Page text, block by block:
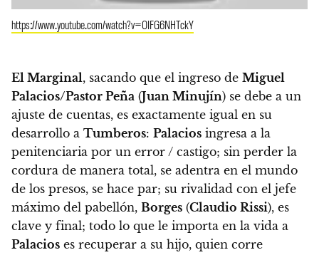
https://www.youtube.com/watch?v=OIFG6NHTckY
El Marginal, sacando que el ingreso de Miguel
Palacios/Pastor Peña (Juan Minujín) se debe a un
ajuste de cuentas, es exactamente igual en su
desarrollo a Tumberos: Palacios ingresa a la
penitenciaria por un error / castigo; sin perder la
cordura de manera total, se adentra en el mundo
de los presos, se hace par; su rivalidad con el jefe
máximo del pabellón, Borges (Claudio Rissi), es
clave y final; todo lo que le importa en la vida a
Palacios es recuperar a su hijo, quien corre